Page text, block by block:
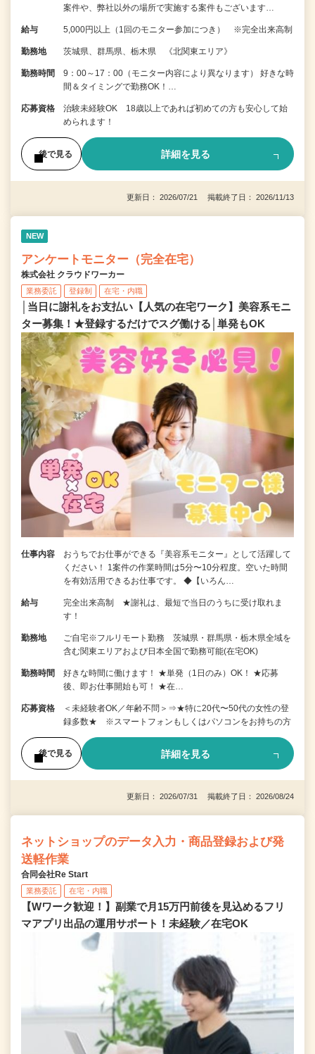
案件や、弊社以外の場所で実施する案件もございます…
給与 5,000円以上（1回のモニター参加につき） ※完全出来高制
勤務地 茨城県、群馬県、栃木県 《北関東エリア》
勤務時間
9：00～17：00（モニター内容により異なります） 好きな時
間＆タイミングで勤務OK！…
応募資格
治験未経験OK 18歳以上であれば初めての方も安心して始
められます！
後で見る 詳細を見る
更新日： 2026/07/21 掲載終了日： 2026/11/13
NEW
アンケートモニター（完全在宅）
株式会社 クラウドワーカー
業務委託 登録制 在宅・内職
│当日に謝礼をお支払い【人気の在宅ワーク】美容系モニ
ター募集！★登録するだけでスグ働ける│単発もOK
仕事内容
おうちでお仕事ができる『美容系モニター』として活躍して
ください！ 1案件の作業時間は5分〜10分程度。空いた時間
を有効活用できるお仕事です。 ◆【いろん…
給与
完全出来高制 ★謝礼は、最短で当日のうちに受け取れま
す！
勤務地
ご自宅※フルリモート勤務 茨城県・群馬県・栃木県全域を
含む関東エリアおよび日本全国で勤務可能(在宅OK)
勤務時間
好きな時間に働けます！ ★単発（1日のみ）OK！ ★応募
後、即お仕事開始も可！ ★在…
応募資格
＜未経験者OK／年齢不問＞⇒★特に20代〜50代の女性の登
録多数★ ※スマートフォンもしくはパソコンをお持ちの方
後で見る 詳細を見る
更新日： 2026/07/31 掲載終了日： 2026/08/24
ネットショップのデータ入力・商品登録および発
送軽作業
合同会社Re Start
業務委託 在宅・内職
【Wワーク歓迎！】副業で月15万円前後を見込めるフリ
マアプリ出品の運用サポート！未経験／在宅OK